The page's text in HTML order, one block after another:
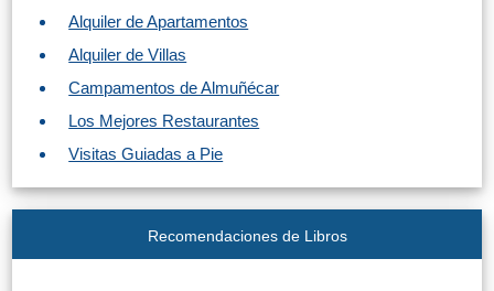
Alquiler de
Coches
Turismo
Mapas
DE
Alquiler de Apartamentos
Alquiler de Villas
Campamentos de Almuñécar
Los Mejores Restaurantes
Visitas Guiadas a Pie
Recomendaciones de Libros